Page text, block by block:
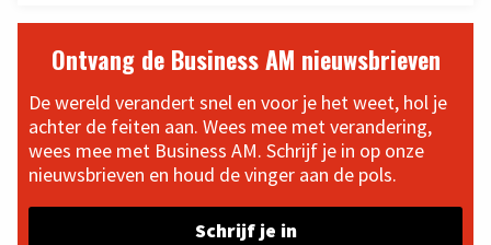
Ontvang de Business AM nieuwsbrieven
De wereld verandert snel en voor je het weet, hol je
achter de feiten aan. Wees mee met verandering,
wees mee met Business AM. Schrijf je in op onze
nieuwsbrieven en houd de vinger aan de pols.
Schrijf je in